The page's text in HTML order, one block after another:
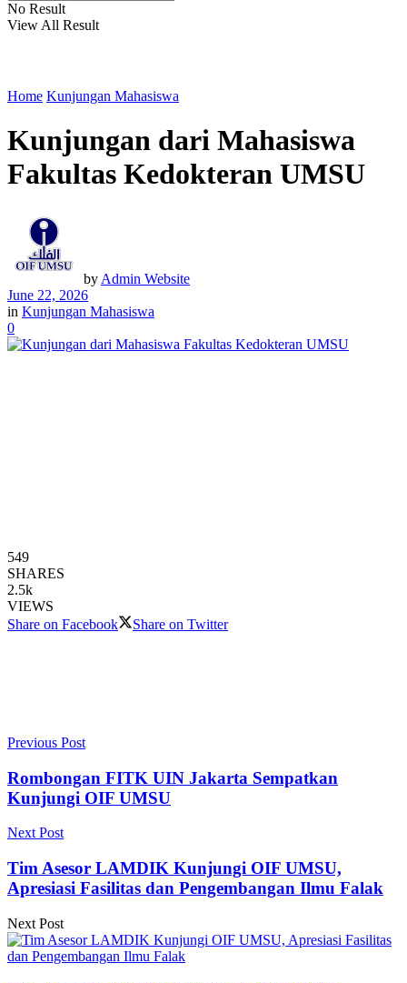
No Result
View All Result
Home Kunjungan Mahasiswa
Kunjungan dari Mahasiswa
Fakultas Kedokteran UMSU
by Admin Website
June 22, 2026
in Kunjungan Mahasiswa
0
549
SHARES
2.5k
VIEWS
Share on Facebook
Share on Twitter
Previous Post
Rombongan FITK UIN Jakarta Sempatkan
Kunjungi OIF UMSU
Next Post
Tim Asesor LAMDIK Kunjungi OIF UMSU,
Apresiasi Fasilitas dan Pengembangan Ilmu Falak
Next Post